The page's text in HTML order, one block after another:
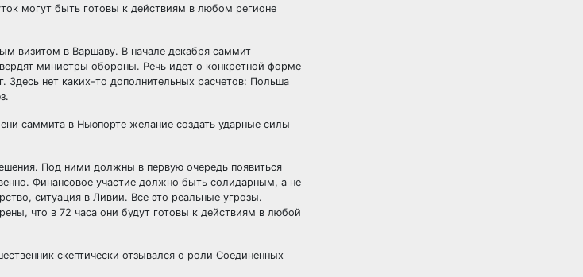
могут быть готовы к действиям в любом регионе
визитом в Варшаву. В начале декабря саммит
министры обороны. Речь идет о конкретной форме
нет каких-то дополнительных расчетов: Польша
саммита в Ньюпорте желание создать ударные силы
Под ними должны в первую очередь появиться
Финансовое участие должно быть солидарным, а не
ситуация в Ливии. Все это реальные угрозы.
что в 72 часа они будут готовы к действиям в любой
скептически отзывался о роли Соединенных